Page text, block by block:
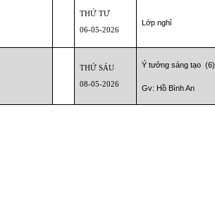
THỨ TƯ
06-05-2026
Lớp nghỉ
THỨ SÁU
08-05-2026
Ý tưởng sáng tạo (6)
Gv: Hồ Bình An